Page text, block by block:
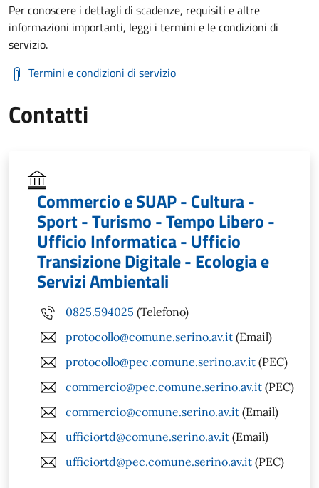
Per conoscere i dettagli di scadenze, requisiti e altre
informazioni importanti, leggi i termini e le condizioni di
servizio.
Termini e condizioni di servizio
Contatti
Commercio e SUAP - Cultura -
Sport - Turismo - Tempo Libero -
Ufficio Informatica - Ufficio
Transizione Digitale - Ecologia e
Servizi Ambientali
0825.594025 (Telefono)
protocollo@comune.serino.av.it (Email)
protocollo@pec.comune.serino.av.it (PEC)
commercio@pec.comune.serino.av.it (PEC)
commercio@comune.serino.av.it (Email)
ufficiortd@comune.serino.av.it (Email)
ufficiortd@pec.comune.serino.av.it (PEC)